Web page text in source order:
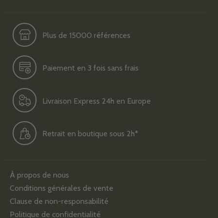
Plus de 15000 références
Paiement en 3 fois sans frais
Livraison Express 24h en Europe
Retrait en boutique sous 2h*
À propos de nous
Conditions générales de vente
Clause de non-responsabilité
Politique de confidentialité